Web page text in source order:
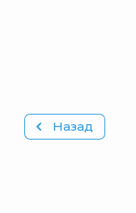
Назад